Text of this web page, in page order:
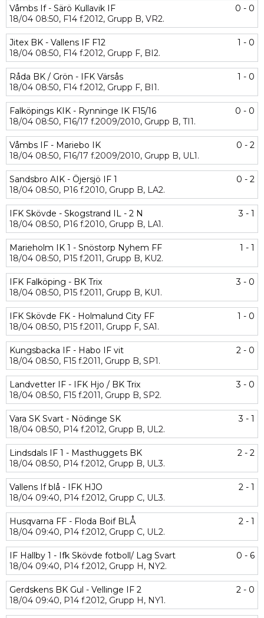
Våmbs If - Särö Kullavik IF
0 - 0
18/04 08:50, F14 f.2012, Grupp B, VR2.
Jitex BK - Vallens IF F12
1 - 0
18/04 08:50, F14 f.2012, Grupp F, BI2.
Råda BK / Grön - IFK Värsås
1 - 0
18/04 08:50, F14 f.2012, Grupp F, BI1.
Falköpings KIK - Rynninge IK F15/16
0 - 0
18/04 08:50, F16/17 f.2009/2010, Grupp B, TI1.
Våmbs IF - Mariebo IK
0 - 2
18/04 08:50, F16/17 f.2009/2010, Grupp B, UL1.
Sandsbro AIK - Öjersjö IF 1
0 - 2
18/04 08:50, P16 f.2010, Grupp B, LA2.
IFK Skövde - Skogstrand IL - 2 N
3 - 1
18/04 08:50, P16 f.2010, Grupp B, LA1.
Marieholm IK 1 - Snöstorp Nyhem FF
1 - 1
18/04 08:50, P15 f.2011, Grupp B, KU2.
IFK Falköping - BK Trix
3 - 0
18/04 08:50, P15 f.2011, Grupp B, KU1.
IFK Skövde FK - Holmalund City FF
1 - 0
18/04 08:50, P15 f.2011, Grupp F, SA1.
Kungsbacka IF - Habo IF vit
2 - 0
18/04 08:50, F15 f.2011, Grupp B, SP1.
Landvetter IF - IFK Hjo / BK Trix
3 - 0
18/04 08:50, F15 f.2011, Grupp B, SP2.
Vara SK Svart - Nödinge SK
3 - 1
18/04 08:50, P14 f.2012, Grupp B, UL2.
Lindsdals IF 1 - Masthuggets BK
2 - 2
18/04 08:50, P14 f.2012, Grupp B, UL3.
Vallens If blå - IFK HJO
2 - 1
18/04 09:40, P14 f.2012, Grupp C, UL3.
Husqvarna FF - Floda Boif BLÅ
2 - 1
18/04 09:40, P14 f.2012, Grupp C, UL2.
IF Hallby 1 - Ifk Skövde fotboll/ Lag Svart
0 - 6
18/04 09:40, P14 f.2012, Grupp H, NY2.
Gerdskens BK Gul - Vellinge IF 2
2 - 0
18/04 09:40, P14 f.2012, Grupp H, NY1.